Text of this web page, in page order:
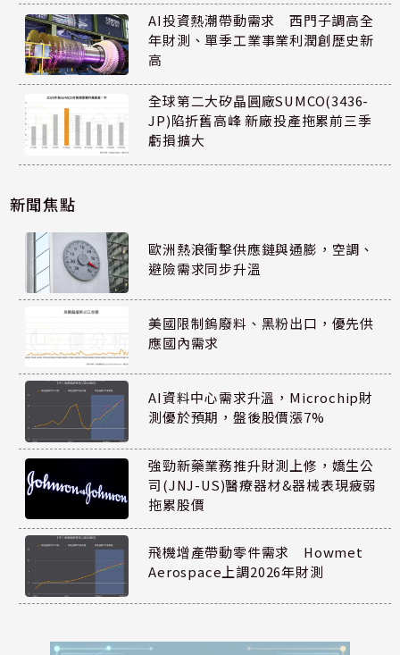
AI投資熱潮帶動需求 西門子調高全
年財測、單季工業事業利潤創歷史新
高
全球第二大矽晶圓廠SUMCO(3436-
JP)陷折舊高峰 新廠投產拖累前三季
虧損擴大
新聞焦點
歐洲熱浪衝擊供應鏈與通膨，空調、
避險需求同步升溫
美國限制鎢廢料、黑粉出口，優先供
應國內需求
AI資料中心需求升溫，Microchip財
測優於預期，盤後股價漲7%
強勁新藥業務推升財測上修，嬌生公
司(JNJ-US)醫療器材&器械表現疲弱
拖累股價
飛機增產帶動零件需求 Howmet
Aerospace上調2026年財測